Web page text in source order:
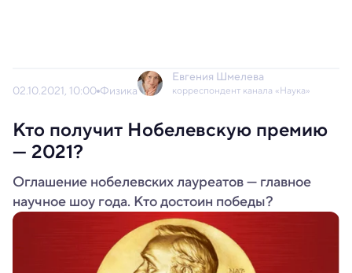
02.10.2021, 10:00 Физика
Евгения Шмелева
корреспондент канала «Наука»
Кто получит Нобелевскую премию
— 2021?
Оглашение нобелевских лауреатов — главное
научное шоу года. Кто достоин победы?